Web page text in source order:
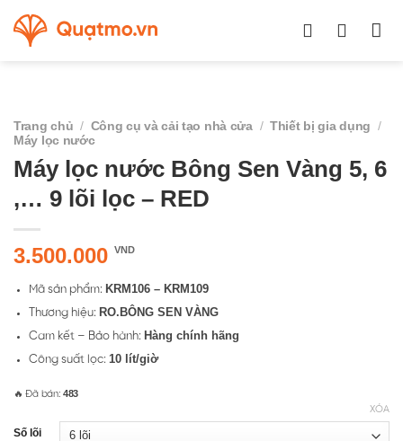
đến
Trang chủ / Công cụ và cải tạo nhà cửa / Thiết bị gia dụng /
Máy lọc nước
Máy lọc nước Bông Sen Vàng 5, 6
,… 9 lõi lọc – RED
3.500.000 VND
Mã sản phẩm: KRM106 – KRM109
Thương hiệu: RO.BÔNG SEN VÀNG
Cam kết – Bảo hành: Hàng chính hãng
Công suất lọc: 10 lít/giờ
🔥 Đã bán: 483
Số lõi
XÓA